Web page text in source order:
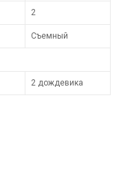
2
Съемный
2 дождевика